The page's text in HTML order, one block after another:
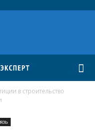
в строительство